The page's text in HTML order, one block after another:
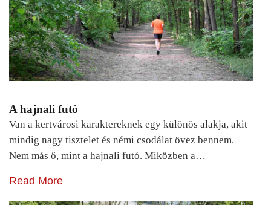
A hajnali futó
Van a kertvárosi karaktereknek egy különös alakja, akit
mindig nagy tisztelet és némi csodálat övez bennem.
Nem más ő, mint a hajnali futó. Miközben a…
Read More